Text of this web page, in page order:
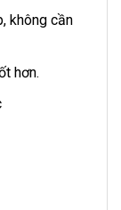
không cần
hơn.